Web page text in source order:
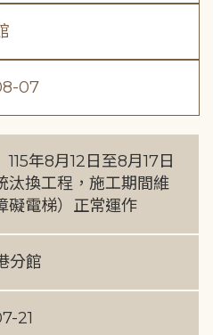
07
115年8月12日至8月17日
汰換工程，施工期間維
礙電梯）正常運作
分館
21